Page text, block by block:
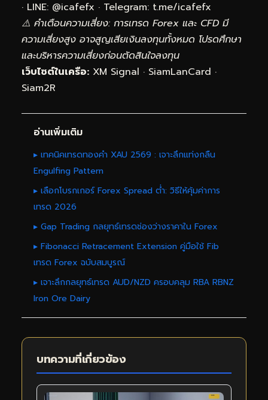
· LINE: @icafefx · Telegram: t.me/icafefx
⚠️ คำเตือนความเสี่ยง: การเทรด Forex และ CFD มี
ความเสี่ยงสูง อาจสูญเสียเงินลงทุนทั้งหมด โปรดศึกษา
และบริหารความเสี่ยงก่อนตัดสินใจลงทุน
เว็บไซต์ในเครือ: XM Signal · SiamLanCard ·
Siam2R
อ่านเพิ่มเติม
▸ เทคนิคเทรดทองคำ XAU 2569 : เจาะลึกแท่งกลืน
Engulfing Pattern
▸ เลือกโบรกเกอร์ Forex Spread ต่ำ: วิธีให้คุ้มค่าการ
เทรด 2026
▸ Gap Trading กลยุทธ์เทรดช่องว่างราคาใน Forex
▸ Fibonacci Retracement Extension คู่มือใช้ Fib
เทรด Forex ฉบับสมบูรณ์
▸ เจาะลึกกลยุทธ์เทรด AUD/NZD ครอบคลุม RBA RBNZ
Iron Ore Dairy
บทความที่เกี่ยวข้อง